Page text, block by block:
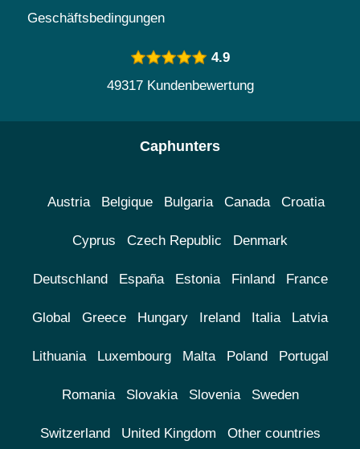
Geschäftsbedingungen
4.9
49317 Kundenbewertung
Caphunters
Austria Belgique Bulgaria Canada Croatia
Cyprus Czech Republic Denmark
Deutschland España Estonia Finland France
Global Greece Hungary Ireland Italia Latvia
Lithuania Luxembourg Malta Poland Portugal
Romania Slovakia Slovenia Sweden
Switzerland United Kingdom Other countries